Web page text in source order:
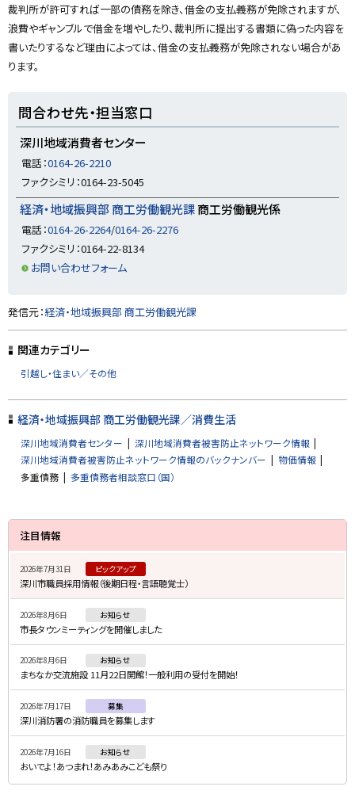
裁判所が許可すれば一部の債務を除き、借金の支払義務が免除されますが、
浪費やギャンブルで借金を増やしたり、裁判所に提出する書類に偽った内容を
書いたりするなど理由によっては、借金の支払義務が免除されない場合があ
ります。
る
問合わせ先・担当窓口
深川地域消費者センター
電話：0164-26-2210
ファクシミリ：0164-23-5045
経済・地域振興部 商工労働観光課商工労働観光係
電話：0164-26-2264/0164-26-2276
ファクシミリ：0164-22-8134
お問い合わせフォーム
ト
ッ
プ
る
発信元：経済・地域振興部 商工労働観光課
関連カテゴリー
引越し・住まい／その他
経済・地域振興部 商工労働観光課／消費生活
深川地域消費者センター
深川地域消費者被害防止ネットワーク情報
深川地域消費者被害防止ネットワーク情報のバックナンバー
物価情報
多重債務
多重債務者相談窓口（国）
サ
イ
・
メ
ニ
ュ
ー
注目情報
2026年7月31日 ピックアップ
深川市職員採用情報（後期日程・言語聴覚士）
2026年8月6日 お知らせ
市長タウンミーティングを開催しました
2026年8月6日 お知らせ
まちなか交流施設 11月22日開館！一般利用の受付を開始！
2026年7月17日 募集
深川消防署の消防職員を募集します
2026年7月16日 お知らせ
おいでよ！あつまれ！あみあみこども祭り